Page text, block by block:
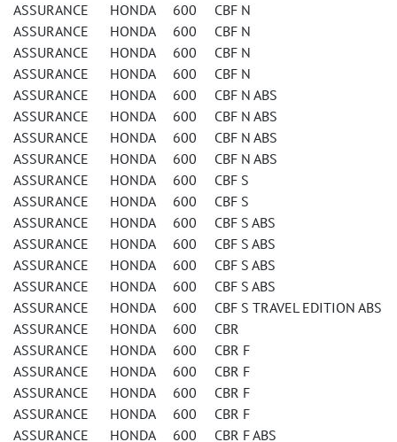
ASSURANCE HONDA 600 CBF N
ASSURANCE HONDA 600 CBF N
ASSURANCE HONDA 600 CBF N
ASSURANCE HONDA 600 CBF N
ASSURANCE HONDA 600 CBF N ABS
ASSURANCE HONDA 600 CBF N ABS
ASSURANCE HONDA 600 CBF N ABS
ASSURANCE HONDA 600 CBF N ABS
ASSURANCE HONDA 600 CBF S
ASSURANCE HONDA 600 CBF S
ASSURANCE HONDA 600 CBF S ABS
ASSURANCE HONDA 600 CBF S ABS
ASSURANCE HONDA 600 CBF S ABS
ASSURANCE HONDA 600 CBF S ABS
ASSURANCE HONDA 600 CBF S TRAVEL EDITION ABS
ASSURANCE HONDA 600 CBR
ASSURANCE HONDA 600 CBR F
ASSURANCE HONDA 600 CBR F
ASSURANCE HONDA 600 CBR F
ASSURANCE HONDA 600 CBR F
ASSURANCE HONDA 600 CBR F ABS